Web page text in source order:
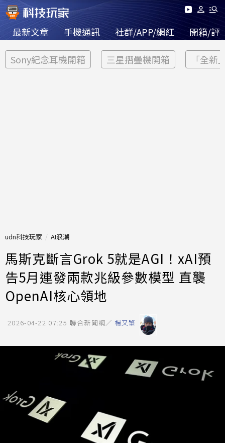
最新文章 手機通訊 社群/APP/網紅 開箱/評
Sony紀念耳機開箱 三星摺疊機開箱 「全新
udn科技玩家 AI浪潮
馬斯克斷言Grok 5就是AGI！xAI預
告5月連發兩款兆級參數模型 直襲
OpenAI核心領地
2026-04-22 07:25 聯合新聞網／ 楊又肇